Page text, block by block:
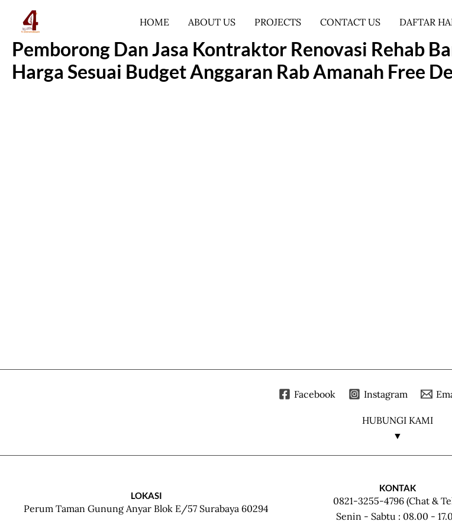
HOME ABOUT US PROJECTS CONTACT US DAFTAR
Pemborong Dan Jasa Kontraktor Renovasi Rehab
Harga Sesuai Budget Anggaran Rab Amanah Free
Facebook Instagram
HUBUNGI KAMI
▼
LOKASI
Perum Taman Gunung Anyar Blok E/57 Surabaya 60294
KONTAK
0821-3255-4796 (Chat &
Senin - Sabtu : 08.00 -